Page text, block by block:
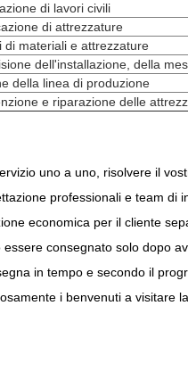
di lavori civili
di attrezzature
di materiali e attrezzature
dell'installazione, della
della linea di produzione
e riparazione delle
uno a uno, risolvere il
professionali e team di
economica per il cliente
consegnato solo dopo
in tempo e secondo il
i benvenuti a visitare